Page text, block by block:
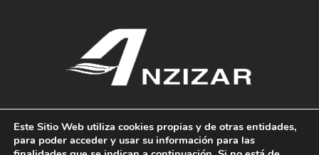
Este Sitio Web utiliza cookies propias y de otras entidades,
para poder acceder y usar su información para las